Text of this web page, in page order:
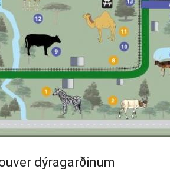
dýragarðinum